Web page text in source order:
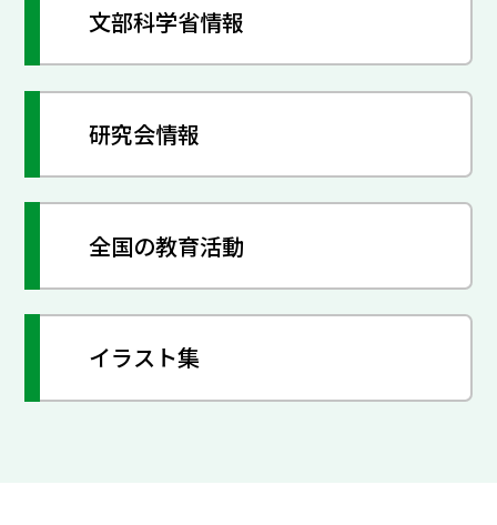
文部科学省情報
研究会情報
全国の教育活動
イラスト集